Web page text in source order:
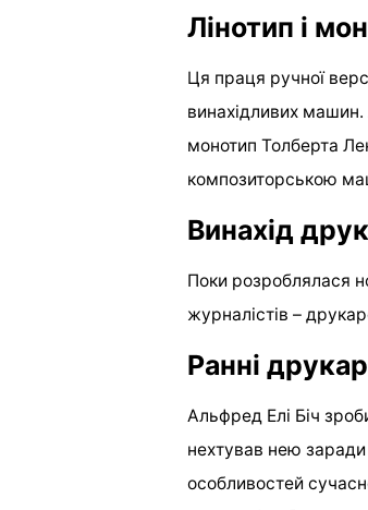
Лінотип і
Ця праця ручної
винахідливих
монотип Толберта
композиторською
Винахід
Поки розроблялася
журналістів –
Ранні
Альфред Елі Біч
нехтував нею
особливостей